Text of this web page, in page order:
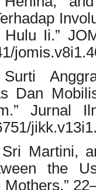
Ii.”
Surti
Dan
Jurnal
Martini,
the